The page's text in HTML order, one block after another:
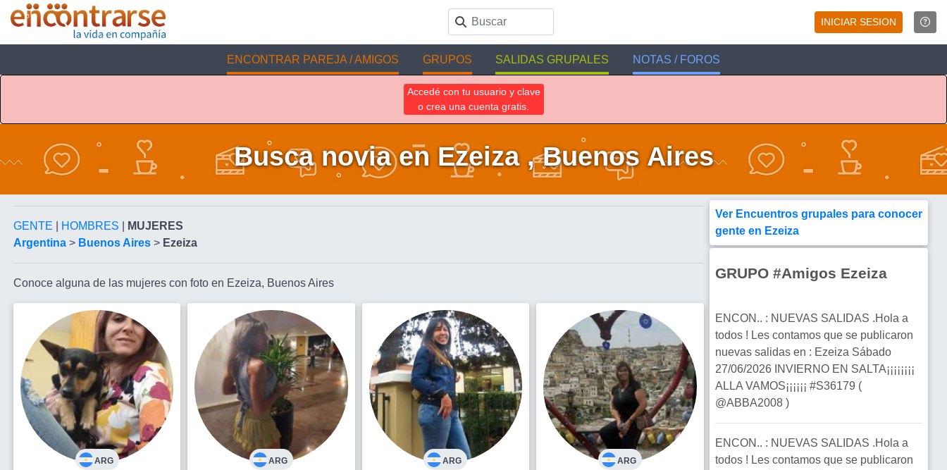
INICIAR SESION
ENCONTRAR PAREJA / AMIGOS GRUPOS SALIDAS GRUPALES NOTAS / FOROS
Accedé con tu usuario y clave
o crea una cuenta gratis.
Busca novia en Ezeiza , Buenos Aires
GENTE HOMBRES
MUJERES
Argentina > Buenos Aires > Ezeiza
Conoce alguna de las mujeres con foto en Ezeiza, Buenos Aires
ARG ARG ARG ARG
Ver Encuentros grupales para conocer
gente en Ezeiza
GRUPO #Amigos Ezeiza
ENCON.. : NUEVAS SALIDAS .Hola a
todos ! Les contamos que se publicaron
nuevas salidas en : Ezeiza Sábado
27/06/2026 INVIERNO EN SALTA¡¡¡¡¡¡¡¡
ALLA VAMOS¡¡¡¡¡¡ #S36179 (
@ABBA2008 )
ENCON.. : NUEVAS SALIDAS .Hola a
todos ! Les contamos que se publicaron